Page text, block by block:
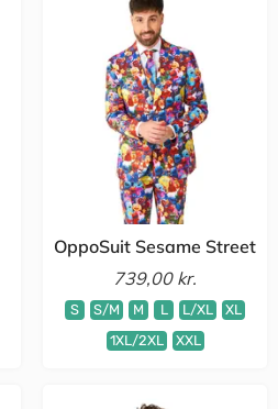
OppoSuit Sesame Street
739,00 kr.
S S/M M L L/XL
XL
1XL/2XL
XXL